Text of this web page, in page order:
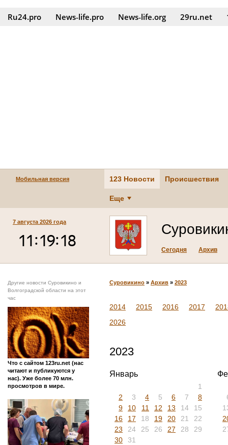
Ru24.pro News‑life.pro News‑life.org 29ru.net
Мобильная версия 123 Новости Происшествия
Еще
7 августа 2026 года
Сегодня Архив
Другие новости Суровикино и
Волгоградской области на этот
час
Что с сайтом 123ru.net (нас
читают и публикуются у
нас). Уже более 70 млн.
просмотров в мире.
Суровикино » Архив » 2023
2014 2015 2016 2017
2026
2023
Январь
1
2
3 4 5 6 7
8
9
10 11 12 13 14
15
16
17 18 19 20 21
22
23
24 25 26 27 28
29
30
31